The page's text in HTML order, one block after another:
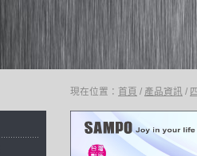
現在位置： 首頁 / 產品資訊 /